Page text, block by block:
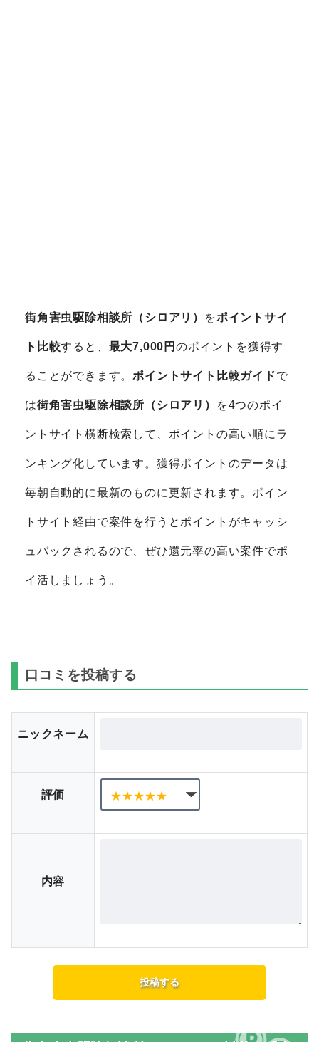
街角害虫駆除相談所（シロアリ） をポイントサイ
ト比較すると、 最大7,000円のポイントを獲得す
ることができます。ポイントサイト比較ガイドで
は街角害虫駆除相談所（シロアリ） を4つのポイ
ントサイト横断検索して、ポイントの高い順にラ
ンキング化しています。獲得ポイントのデータは
毎朝自動的に最新のものに更新されます。ポイン
トサイト経由で案件を行うとポイントがキャッシ
ュバックされるので、ぜひ還元率の高い案件でポ
イ活しましょう。
口コミを投稿する
ニックネーム
評価
内容